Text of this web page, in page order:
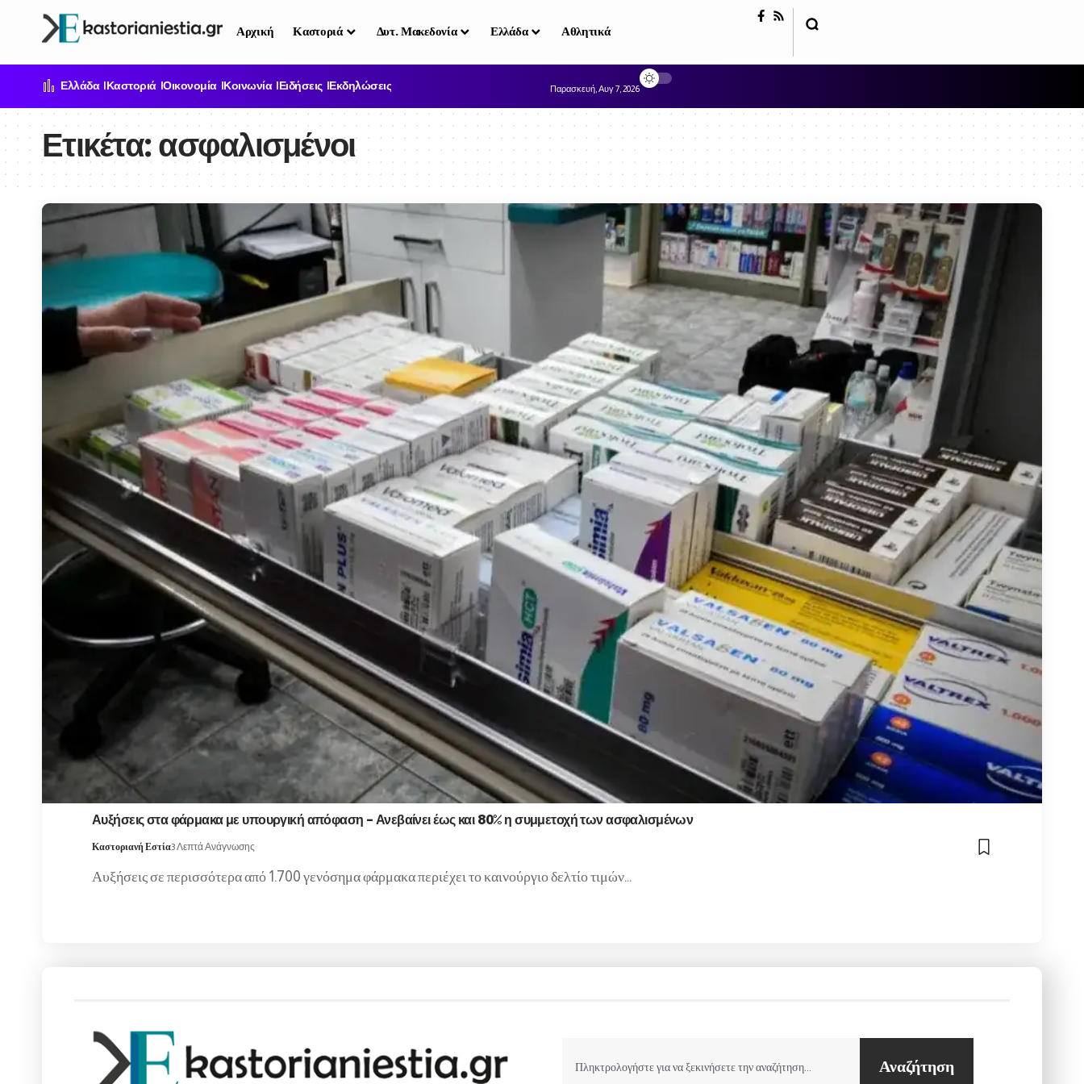
Αρχική Καστοριά Δυτ. Μακεδονία Ελλάδα Αθλητικά
Ελλάδα Καστοριά Οικονομία Κοινωνία Ειδήσεις Εκδηλώσεις Παρασκευή, Αυγ 7, 2026
Ετικέτα: ασφαλισμένοι
Αυξήσεις στα φάρμακα με υπουργική απόφαση – Ανεβαίνει έως και 80% η συμμετοχή των ασφαλισμένων
Καστοριανή Εστία3 Λεπτά Ανάγνωσης
Αυξήσεις σε περισσότερα από 1.700 γενόσημα φάρμακα περιέχει το καινούργιο δελτίο τιμών…
Αναζήτηση